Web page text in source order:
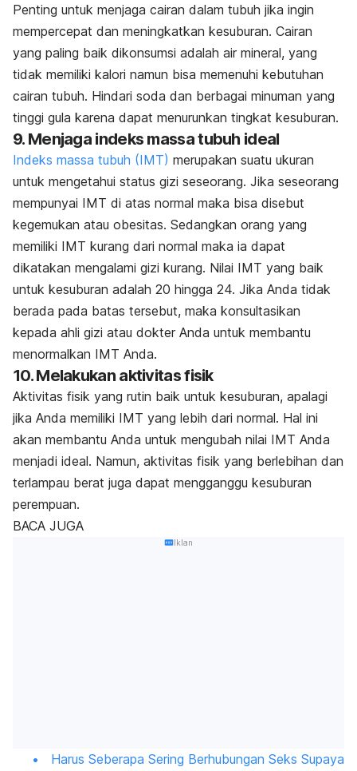
Penting untuk menjaga cairan dalam tubuh jika ingin
mempercepat dan meningkatkan kesuburan. Cairan
yang paling baik dikonsumsi adalah air mineral, yang
tidak memiliki kalori namun bisa memenuhi kebutuhan
cairan tubuh. Hindari soda dan berbagai minuman yang
tinggi gula karena dapat menurunkan tingkat kesuburan.
9. Menjaga indeks massa tubuh ideal
Indeks massa tubuh (IMT) merupakan suatu ukuran
untuk mengetahui status gizi seseorang. Jika seseorang
mempunyai IMT di atas normal maka bisa disebut
kegemukan atau obesitas. Sedangkan orang yang
memiliki IMT kurang dari normal maka ia dapat
dikatakan mengalami gizi kurang. Nilai IMT yang baik
untuk kesuburan adalah 20 hingga 24. Jika Anda tidak
berada pada batas tersebut, maka konsultasikan
kepada ahli gizi atau dokter Anda untuk membantu
menormalkan IMT Anda.
10. Melakukan aktivitas fisik
Aktivitas fisik yang rutin baik untuk kesuburan, apalagi
jika Anda memiliki IMT yang lebih dari normal. Hal ini
akan membantu Anda untuk mengubah nilai IMT Anda
menjadi ideal. Namun, aktivitas fisik yang berlebihan dan
terlampau berat juga dapat mengganggu kesuburan
perempuan.
BACA JUGA
Iklan
Harus Seberapa Sering Berhubungan Seks Supaya